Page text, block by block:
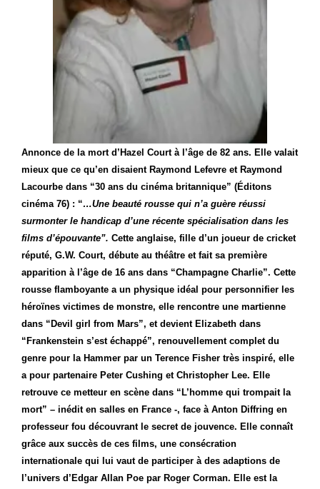
Annonce de la mort d’Hazel Court à l’âge de 82 ans. Elle valait
mieux que ce qu’en disaient Raymond Lefevre et Raymond
Lacourbe dans “30 ans du cinéma britannique” (Éditons
cinéma 76) : “…Une beauté rousse qui n’a guère réussi
surmonter le handicap d’une récente spécialisation dans les
films d’épouvante”. Cette anglaise, fille d’un joueur de cricket
réputé, G.W. Court, débute au théâtre et fait sa première
apparition à l’âge de 16 ans dans “Champagne Charlie”. Cette
rousse flamboyante a un physique idéal pour personnifier les
héroïnes victimes de monstre, elle rencontre une martienne
dans “Devil girl from Mars”, et devient Elizabeth dans
“Frankenstein s’est échappé”, renouvellement complet du
genre pour la Hammer par un Terence Fisher très inspiré, elle
a pour partenaire Peter Cushing et Christopher Lee. Elle
retrouve ce metteur en scène dans “L’homme qui trompait la
mort” – inédit en salles en France -, face à Anton Diffring en
professeur fou découvrant le secret de jouvence. Elle connaît
grâce aux succès de ces films, une consécration
internationale qui lui vaut de participer à des adaptions de
l’univers d’Edgar Allan Poe par Roger Corman. Elle est la